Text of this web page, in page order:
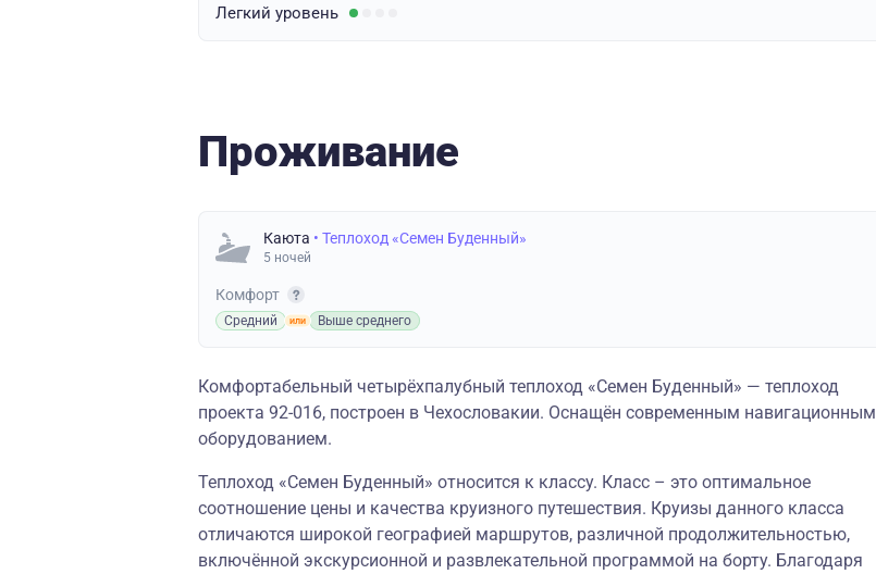
Легкий уровень
Проживание
Каюта • Теплоход «Семен Буденный»
5 ночей
Комфорт
Средний Выше среднего
Комфортабельный четырёхпалубный теплоход «Семен Буденный» — теплоход
проекта 92-016, построен в Чехословакии. Оснащён современным навигационным
оборудованием.
Теплоход «Семен Буденный» относится к классу. Класс – это оптимальное
соотношение цены и качества круизного путешествия. Круизы данного класса
отличаются широкой географией маршрутов, различной продолжительностью,
включённой экскурсионной и развлекательной программой на борту. Благодаря